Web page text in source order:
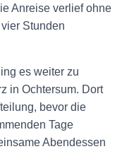
Anreise verlief ohne
Stunden
es weiter zu
in Ochtersum. Dort
bevor die
Tage
Abendessen